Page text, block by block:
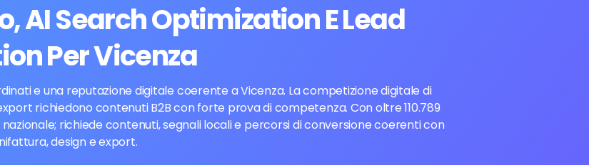
AI Search Optimization E Lead
Per Vicenza
e una reputazione digitale coerente a Vicenza. La competizione digitale di
richiedono contenuti B2B con forte prova di competenza. Con oltre 110.789
richiede contenuti, segnali locali e percorsi di conversione coerenti con
design e export.